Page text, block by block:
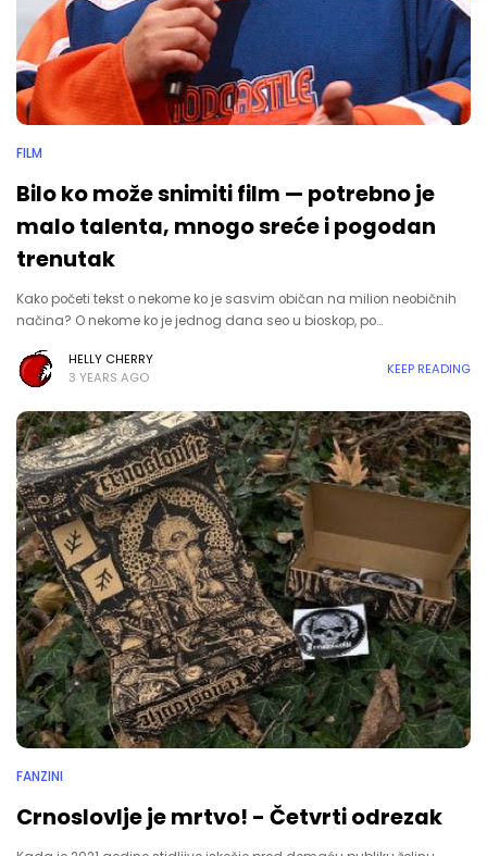
FILM
Bilo ko može snimiti film — potrebno je
malo talenta, mnogo sreće i pogodan
trenutak
Kako početi tekst o nekome ko je sasvim običan na milion neobičnih
načina? O nekome ko je jednog dana seo u bioskop, po…
HELLY CHERRY
3 YEARS AGO
KEEP READING
FANZINI
Crnoslovlje je mrtvo! - Četvrti odrezak